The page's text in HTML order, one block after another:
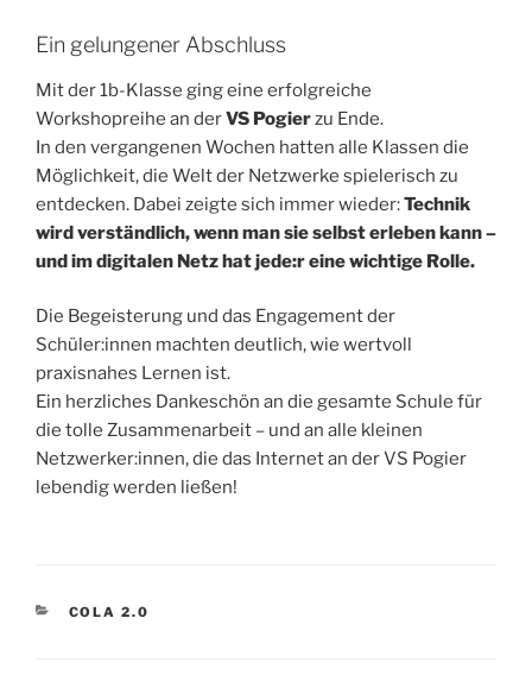
Ein gelungener Abschluss
Mit der 1b-Klasse ging eine erfolgreiche
Workshopreihe an derVS Pogierzu Ende.
In den vergangenen Wochen hatten alle Klassen die
Möglichkeit, die Welt der Netzwerke spielerisch zu
entdecken. Dabei zeigte sich immer wieder:Technik
wird verständlich, wenn man sie selbst erleben kann –
und im digitalen Netz hat jede:r eine wichtige Rolle.
Die Begeisterung und das Engagement der
Schüler:innen machten deutlich, wie wertvoll
praxisnahes Lernen ist.
Ein herzliches Dankeschön an die gesamte Schule für
die tolle Zusammenarbeit – und an alle kleinen
Netzwerker:innen, die das Internet an der VS Pogier
lebendig werden ließen!
KATEGORIEN
COLA 2.0